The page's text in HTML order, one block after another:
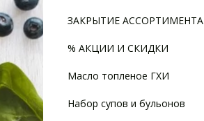
ЗАКРЫТИЕ АССОРТИМЕНТА
% АКЦИИ И СКИДКИ
Масло топленое ГХИ
Набор супов и бульонов